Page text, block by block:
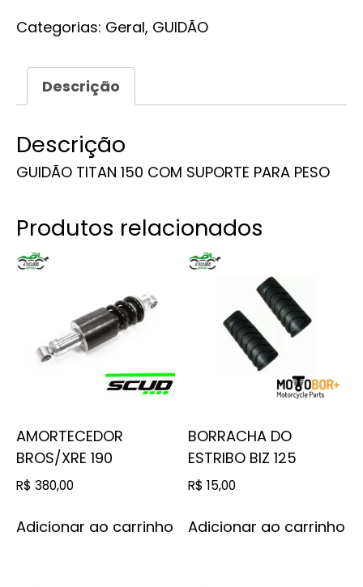
COM
PARA
PESO
quantidade
Categorias: Geral, GUIDÃO
Descrição
Descrição
GUIDÃO TITAN 150 COM SUPORTE PARA PESO
Produtos relacionados
AMORTECEDOR
BROS/XRE 190
R$ 380,00
Adicionar ao carrinho
BORRACHA DO
ESTRIBO BIZ 125
R$ 15,00
Adicionar ao carrinho